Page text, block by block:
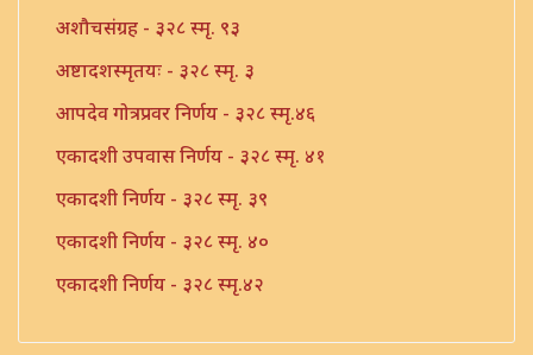
अशौचसंग्रह - ३२८ स्मृ. ९३
अष्टादशस्मृतयः - ३२८ स्मृ. ३
आपदेव गोत्रप्रवर निर्णय - ३२८ स्मृ.४६
एकादशी उपवास निर्णय - ३२८ स्मृ. ४१
एकादशी निर्णय - ३२८ स्मृ. ३९
एकादशी निर्णय - ३२८ स्मृ. ४०
एकादशी निर्णय - ३२८ स्मृ.४२